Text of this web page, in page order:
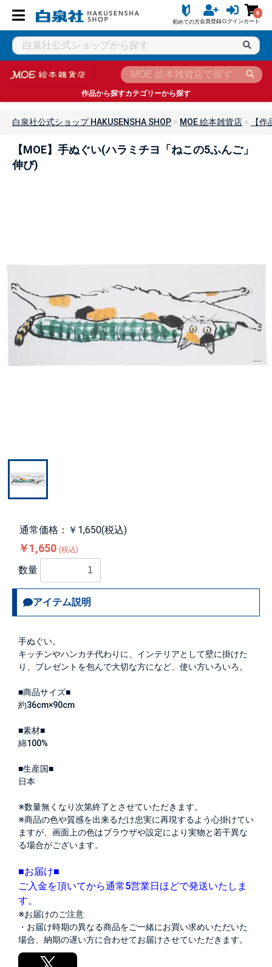
初めての方会員登録ログイン
0
カート
作品から探すカテゴリーから探す
白泉社公式ショップ HAKUSENSHA SHOP MOE 絵本雑貨店 【
【MOE】手ぬぐい(ハラミチヨ「ねこの5ふんご」
伸び)
通常価格：￥1,650(税込)
￥1,650 (税込)
数量
アイテム説明
手ぬぐい。
キッチンやハンカチ代わりに、インテリアとして壁に掛けた
り、プレゼントを包んで大切な方になど、使い方いろいろ。
■商品サイズ■
約36cm×90cm
■素材■
綿100%
■生産国■
日本
※数量無くなり次第終了とさせていただきます。
※商品の色や質感を出来るだけ忠実に再現するよう心掛けてい
ますが、画面上の色はブラウザや設定により実物と若干異な
る場合がございます。
■お届け■
ご入金を頂いてから通常5営業日ほどで発送いたしま
す。
※お届けのご注意
・お届け時期の異なる商品をご一緒にお買い求めいただいた
場合、納期の遅い方に合わせてお届けさせていただきます。